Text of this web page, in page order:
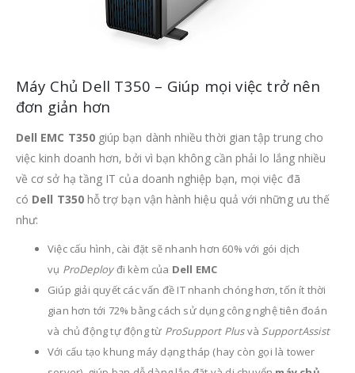
Máy Chủ Dell T350 – Giúp mọi việc trở nên
đơn giản hơn
Dell EMC T350giúp bạn dành nhiều thời gian tập trung cho
việc kinh doanh hơn, bởi vì bạn không cần phải lo lắng nhiều
về cơ sở hạ tầng IT của doanh nghiệp bạn, mọi việc đã
có Dell T350hỗ trợ bạn vận hành hiệu quả với những ưu thế
như:
Việc cấu hình, cài đặt sẽ nhanh hơn 60% với gói dịch
vụ ProDeployđi kèm của Dell EMC
Giúp giải quyết các vấn đề IT nhanh chóng hơn, tốn ít thời
gian hơn tới 72% bằng cách sử dụng công nghệ tiên đoán
và chủ động tự động từ ProSupport Plusvà SupportAssist
Với cấu tạo khung máy dạng tháp (hay còn gọi là tower